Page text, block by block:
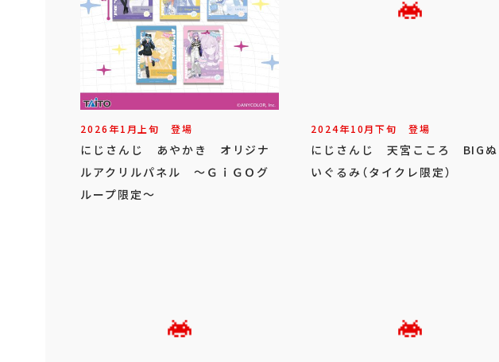
2026年1月上旬 登場
にじさんじ あやかき オリジナ
ルアクリルパネル ～ＧｉＧＯグ
ループ限定～
2024年10月下旬 登場
にじさんじ 天宮こころ BIGぬ
いぐるみ（タイクレ限定）